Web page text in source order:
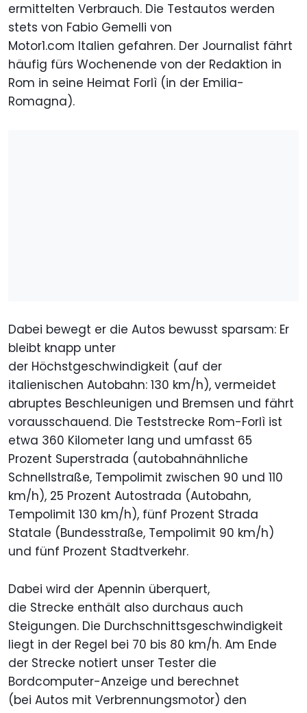
ermittelten Verbrauch. Die Testautos werden
stets von Fabio Gemelli von
Motor1.com Italien gefahren. Der Journalist fährt
häufig fürs Wochenende von der Redaktion in
Rom in seine Heimat Forlì (in der Emilia-
Romagna).
Dabei bewegt er die Autos bewusst sparsam: Er
bleibt knapp unter
der Höchstgeschwindigkeit (auf der
italienischen Autobahn: 130 km/h), vermeidet
abruptes Beschleunigen und Bremsen und fährt
vorausschauend. Die Teststrecke Rom-Forlì ist
etwa 360 Kilometer lang und umfasst 65
Prozent Superstrada (autobahnähnliche
Schnellstraße, Tempolimit zwischen 90 und 110
km/h), 25 Prozent Autostrada (Autobahn,
Tempolimit 130 km/h), fünf Prozent Strada
Statale (Bundesstraße, Tempolimit 90 km/h)
und fünf Prozent Stadtverkehr.
Dabei wird der Apennin überquert,
die Strecke enthält also durchaus auch
Steigungen. Die Durchschnittsgeschwindigkeit
liegt in der Regel bei 70 bis 80 km/h. Am Ende
der Strecke notiert unser Tester die
Bordcomputer-Anzeige und berechnet
(bei Autos mit Verbrennungsmotor) den